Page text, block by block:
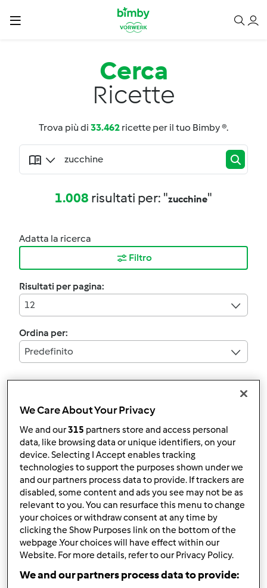
Cerca
Ricette
Trova più di 33.462 ricette per il tuo Bimby ®.
1.008 risultati per: "zucchine"
Adatta la ricerca
Filtro
Risultati per pagina:
12
Ordina per:
Predefinito
Fusilli con salmone
affumicato e crema di
zucchine
daOspite
3 1 -- 2 15min
Bocconcini di tacchino
e dadolata di zucchine
al "sangue" (pomodoro)
daOspite
We Care About Your Privacy
We and our315 partners store and access personal
data, like browsing data or unique identifiers, on your
device. Selecting I Accept enables tracking
technologies to support the purposes shown under we
and our partners process data to provide. If trackers are
disabled, some content and ads you see may not be as
relevant to you. You can resurface this menu to change
your choices or withdraw consent at any time by
clicking the Show Purposes link on the bottom of the
webpage .Your choices will have effect within our
Website. For more details, refer to our Privacy Policy.
We and our partners process data to provide: